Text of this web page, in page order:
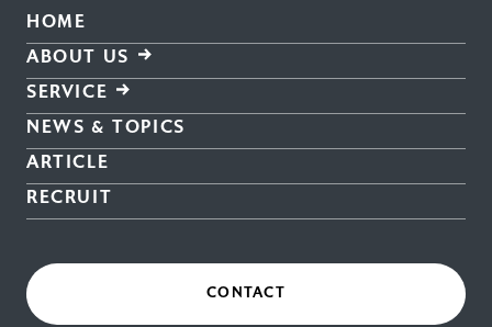
HOME
ABOUT US
SERVICE
NEWS & TOPICS
ARTICLE
RECRUIT
CONTACT